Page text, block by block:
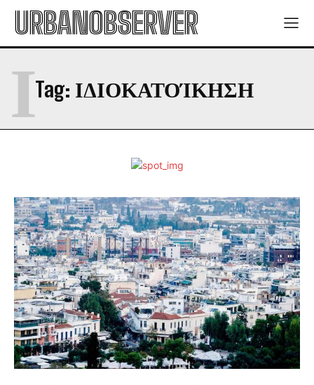
URBANOBSERVER
Tag: ΙΔΙΟΚΑΤΟΊΚΗΣΗ
Ι